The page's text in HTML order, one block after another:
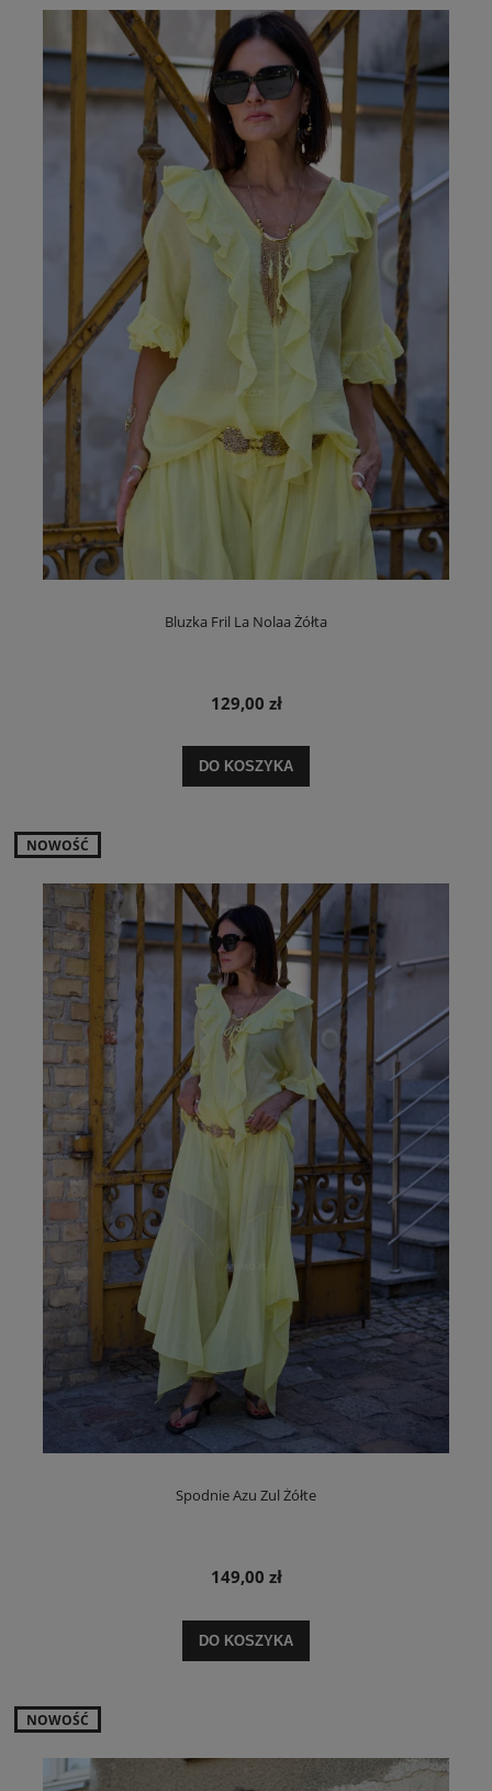
Bluzka Fril La Nolaa Żółta
129,00 zł
DO KOSZYKA
Spodnie Azu Zul Żółte
149,00 zł
DO KOSZYKA
NOWOŚĆ
NOWOŚĆ